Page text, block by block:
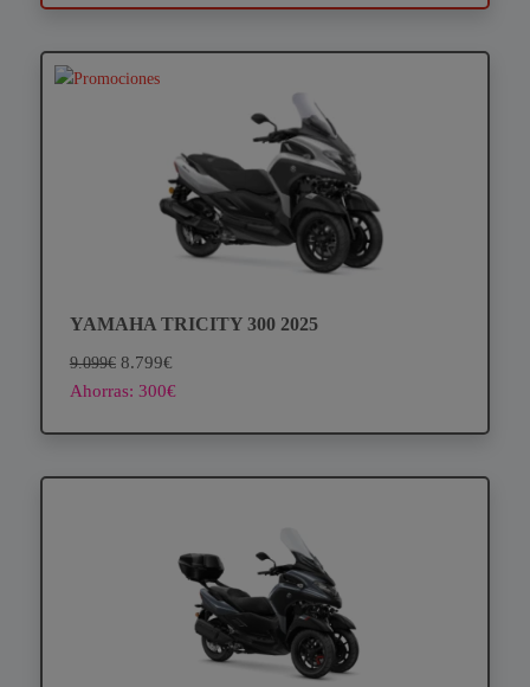
YAMAHA TRICITY 300 2025
9.099€ 8.799€
Ahorras: 300€